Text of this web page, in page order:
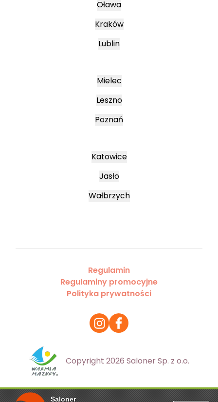
Saloner
Oława
Kraków
Lublin
Mielec
Leszno
Poznań
Katowice
Jasło
Wałbrzych
Regulamin
Regulaminy promocyjne
Polityka prywatności
Copyright 2026 Saloner Sp. z o.o.